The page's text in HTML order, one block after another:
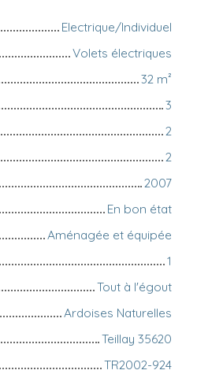
Electrique/Individuel
Volets électriques
32 m²
3
2
2
2007
En bon état
Aménagée et équipée
1
Tout à l'égout
Ardoises Naturelles
Teillay 35620
TR2002-924